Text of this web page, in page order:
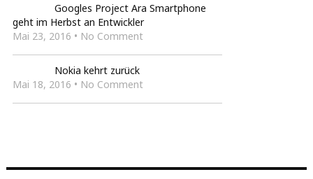
Googles Project Ara Smartphone
geht im Herbst an Entwickler
Mai 23, 2016 • No Comment
Nokia kehrt zurück
Mai 18, 2016 • No Comment